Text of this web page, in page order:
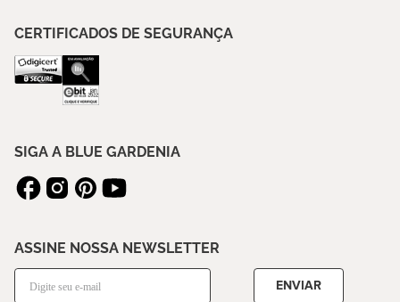
CERTIFICADOS DE SEGURANÇA
SIGA A BLUE GARDENIA
ASSINE NOSSA NEWSLETTER
ENVIAR